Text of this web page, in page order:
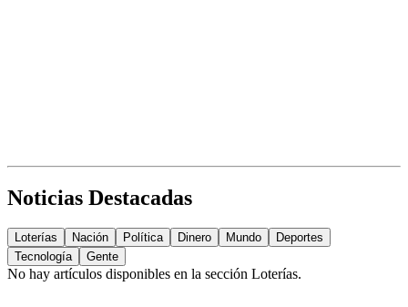
Noticias Destacadas
Loterías Nación Política Dinero Mundo
Deportes
Tecnología
Gente
No hay artículos disponibles en la sección Loterías.